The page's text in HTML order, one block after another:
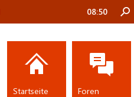
08:50
Startseite Foren